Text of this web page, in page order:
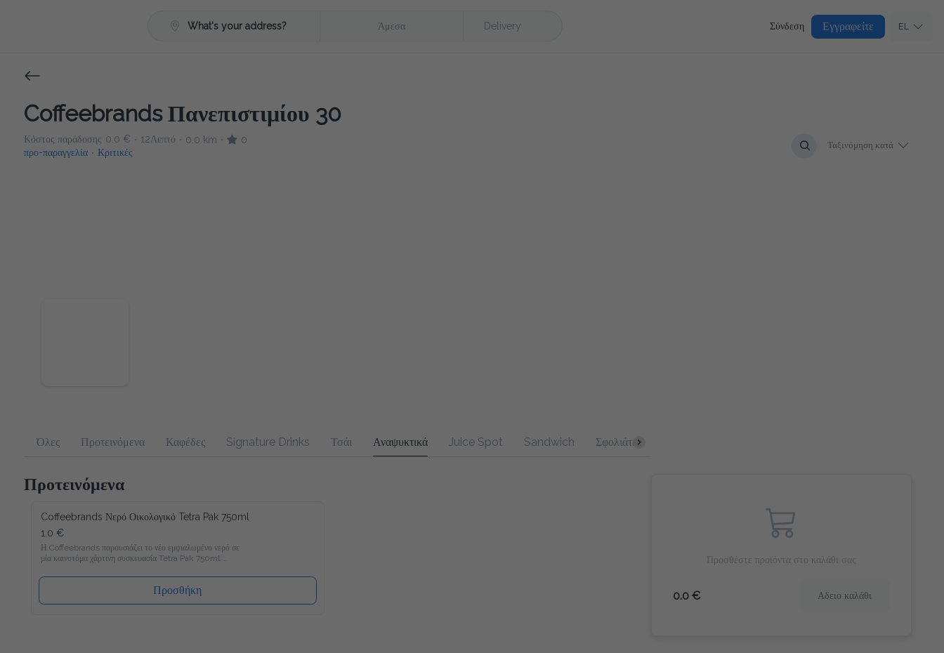
What's your address? Άμεσα Delivery Σύνδεση Εγγραφείτε EL
Coffeebrands Πανεπιστιμίου 30
Κόστος παράδοσης 0.0 € • 12Λεπτό • 0.0 km •
0
προ-παραγγελία • Κριτικές
Ταξινόμηση κατά
Όλες Προτεινόμενα Καφέδες Signature Drinks Τσάι Αναψυκτικά Juice Spot Sandwich Σφολιάτες Cookies & Bites
Προτεινόμενα
Coffeebrands Νερό Οικολογικό Tetra Pak 750ml
1.0 €
Η Coffeebrands παρουσιάζει το νέο εμφιαλωμένο νερό σε μία
καινοτόμα χάρτινη συσκευασία Tetra Pak 750ml.
Το νέο νερό Coffeebrands είναι πλούσιο σε μαγνήσιο με
ιδανικές αναλογίες μετάλλων και σε χάρτινη συσκευασία Tetra
Pak που θα επιτρέπει στους καταναλωτές μας να
απολαμβάνουν το εμφιαλωμένο νερό με νέο και φιλικό προς
το περιβάλλον τρόπο!
Προσθήκη
Προσθέστε προϊόντα στο καλάθι σας
0.0 € Αδειο καλάθι